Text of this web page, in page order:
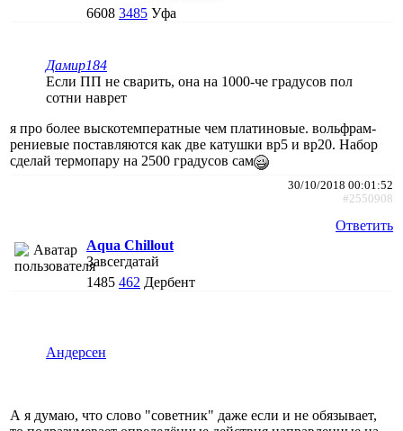
6608 3485 Уфа
Дамир184
Если ПП не сварить, она на 1000-че градусов пол
сотни наврет
я про более выскотемператные чем платиновые. вольфрам-
рениевые поставляются как две катушки вр5 и вр20. Набор
сделай термопару на 2500 градусов сам
30/10/2018 00:01:52
#2550908
Ответить
Aqua Chillout
Завсегдатай
1485 462 Дербент
Андерсен
А я думаю, что слово "советник" даже если и не обязывает,